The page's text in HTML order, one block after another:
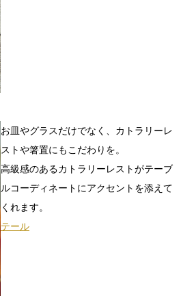
お皿やグラスだけでなく、カトラリーレ
ストや箸置にもこだわりを。
高級感のあるカトラリーレストがテーブ
ルコーディネートにアクセントを添えて
くれます。
テール